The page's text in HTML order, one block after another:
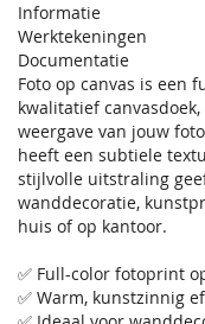
Informatie
Werktekeningen
Documentatie
Foto op canvas is een
kwalitatief
weergave van jouw
heeft een subtiele
stijlvolle uitstraling
wanddecoratie,
huis of op kantoor.
✅ Full-color fotoprint
✅ Warm, kunstzinnig